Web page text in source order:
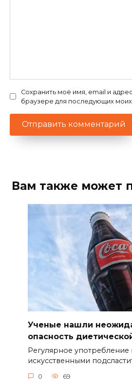
Сохранить моё имя, email и
браузере для последующих
Вам также может
Ученые нашли
опасность
Регулярное употребление
искусственными
0 69